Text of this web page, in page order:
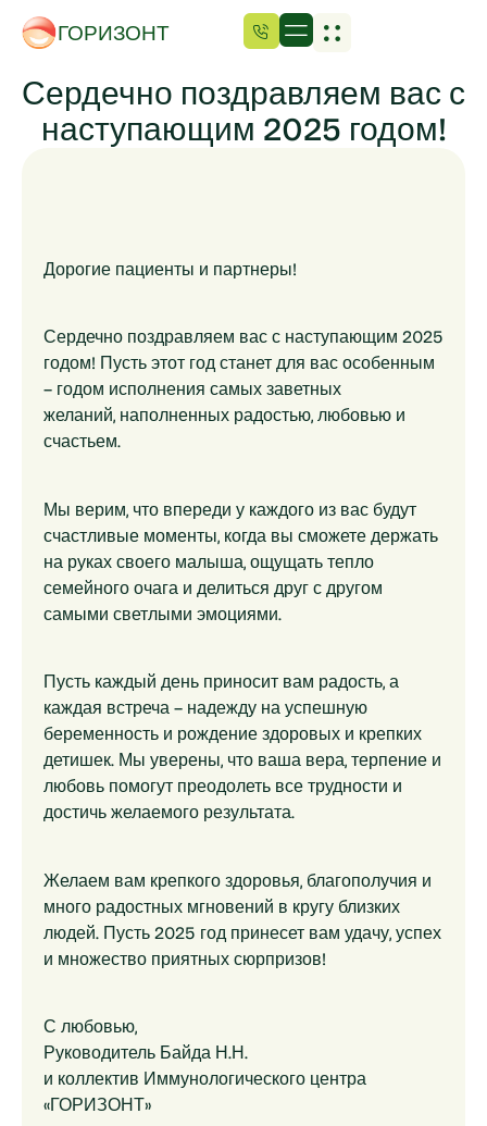
ГОРИЗОНТ
Сердечно поздравляем вас с
наступающим 2025 годом!
Дорогие пациенты и партнеры!
Сердечно поздравляем вас с наступающим 2025
годом! Пусть этот год станет для вас особенным
– годом исполнения самых заветных
желаний, наполненных радостью, любовью и
счастьем.
Мы верим, что впереди у каждого из вас будут
счастливые моменты, когда вы сможете держать
на руках своего малыша, ощущать тепло
семейного очага и делиться друг с другом
самыми светлыми эмоциями.
Пусть каждый день приносит вам радость, а
каждая встреча – надежду на успешную
беременность и рождение здоровых и крепких
детишек. Мы уверены, что ваша вера, терпение и
любовь помогут преодолеть все трудности и
достичь желаемого результата.
Желаем вам крепкого здоровья, благополучия и
много радостных мгновений в кругу близких
людей. Пусть 2025 год принесет вам удачу, успех
и множество приятных сюрпризов!
С любовью,
Руководитель Байда Н.Н.
и коллектив Иммунологического центра
«ГОРИЗОНТ»